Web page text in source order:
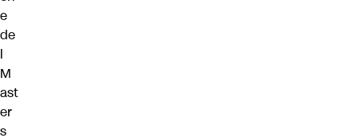
e
de
l
M
ast
er
s